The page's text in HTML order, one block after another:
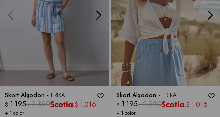
Skort Algodon - ERIKA
+ 1 color
$ 1.195$ 2.390 $ 1.016
Skort Algodon - ERIKA
+ 1 color
$ 1.195$ 2.390 $ 1.016